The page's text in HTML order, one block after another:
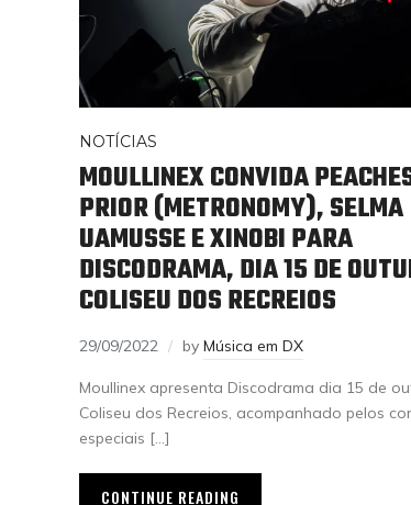
NOTÍCIAS
MOULLINEX CONVIDA
PRIOR (METRONOMY), SELMA
UAMUSSE E XINOBI PARA
DISCODRAMA, DIA 15 DE
COLISEU DOS RECREIOS
29/09/2022 by Música em DX
Moullinex apresenta Discodrama dia 15 de
Coliseu dos Recreios, acompanhado pelos
especiais […]
CONTINUE READING